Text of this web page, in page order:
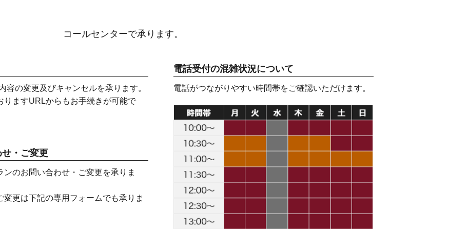
コールセンターで承ります。
の変更及びキャンセルを承ります。
りますURLからもお手続きが可能で
・ご変更
のお問い合わせ・ご変更を承りま
更は下記の専用フォームでも承りま
電話受付の混雑状況について
電話がつながりやすい時間帯をご確認いただけます。